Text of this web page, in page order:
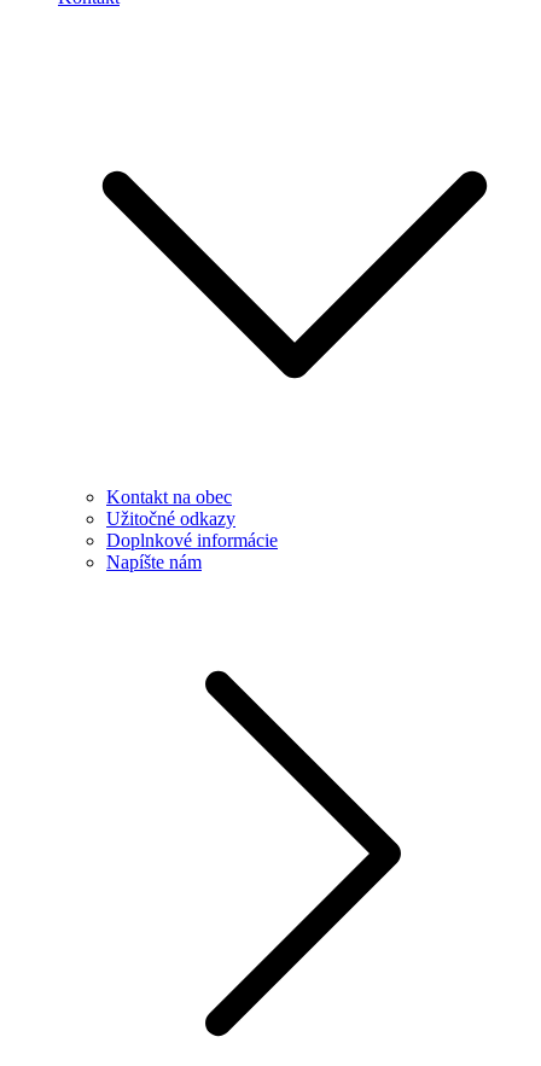
Kontakt na obec
Užitočné odkazy
Doplnkové informácie
Napíšte nám